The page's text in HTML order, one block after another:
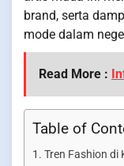
brand, serta
mode dalam
Read More :
Table of
Tren Fashion di